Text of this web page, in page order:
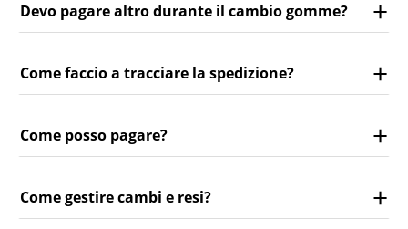
Devo pagare altro durante il cambio gomme?
Come faccio a tracciare la spedizione?
Come posso pagare?
Come gestire cambi e resi?